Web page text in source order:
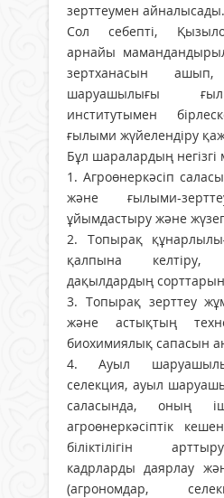
зерттеумен айналысады.
Сол себепті,
арнайы
зертханасын
шаруашылығы
институтымен
ғылыми жүйелендіру
Бұл шаралардың негізгі
1. Агроөнеркәсіп
және ғылыми-
ұйымдастыру және
2. Топырақ
қалпына келтіру,
дақылдардың
3. Топырақ зерттеу
және астықтың
биохимиялық сапасын
4. Ауыл
селекция, ауыл
саласында, оның
агроөнеркәсіптік
біліктілігін
кадрларды даярлау
(агрономдар,